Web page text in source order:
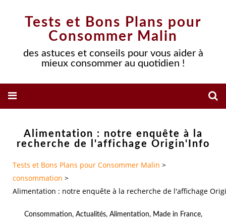
Tests et Bons Plans pour
Consommer Malin
des astuces et conseils pour vous aider à
mieux consommer au quotidien !
Alimentation : notre enquête à la
recherche de l'affichage Origin'Info
Tests et Bons Plans pour Consommer Malin >
consommation >
Alimentation : notre enquête à la recherche de l'affichage
Consommation, Actualités, Alimentation, Made in France,